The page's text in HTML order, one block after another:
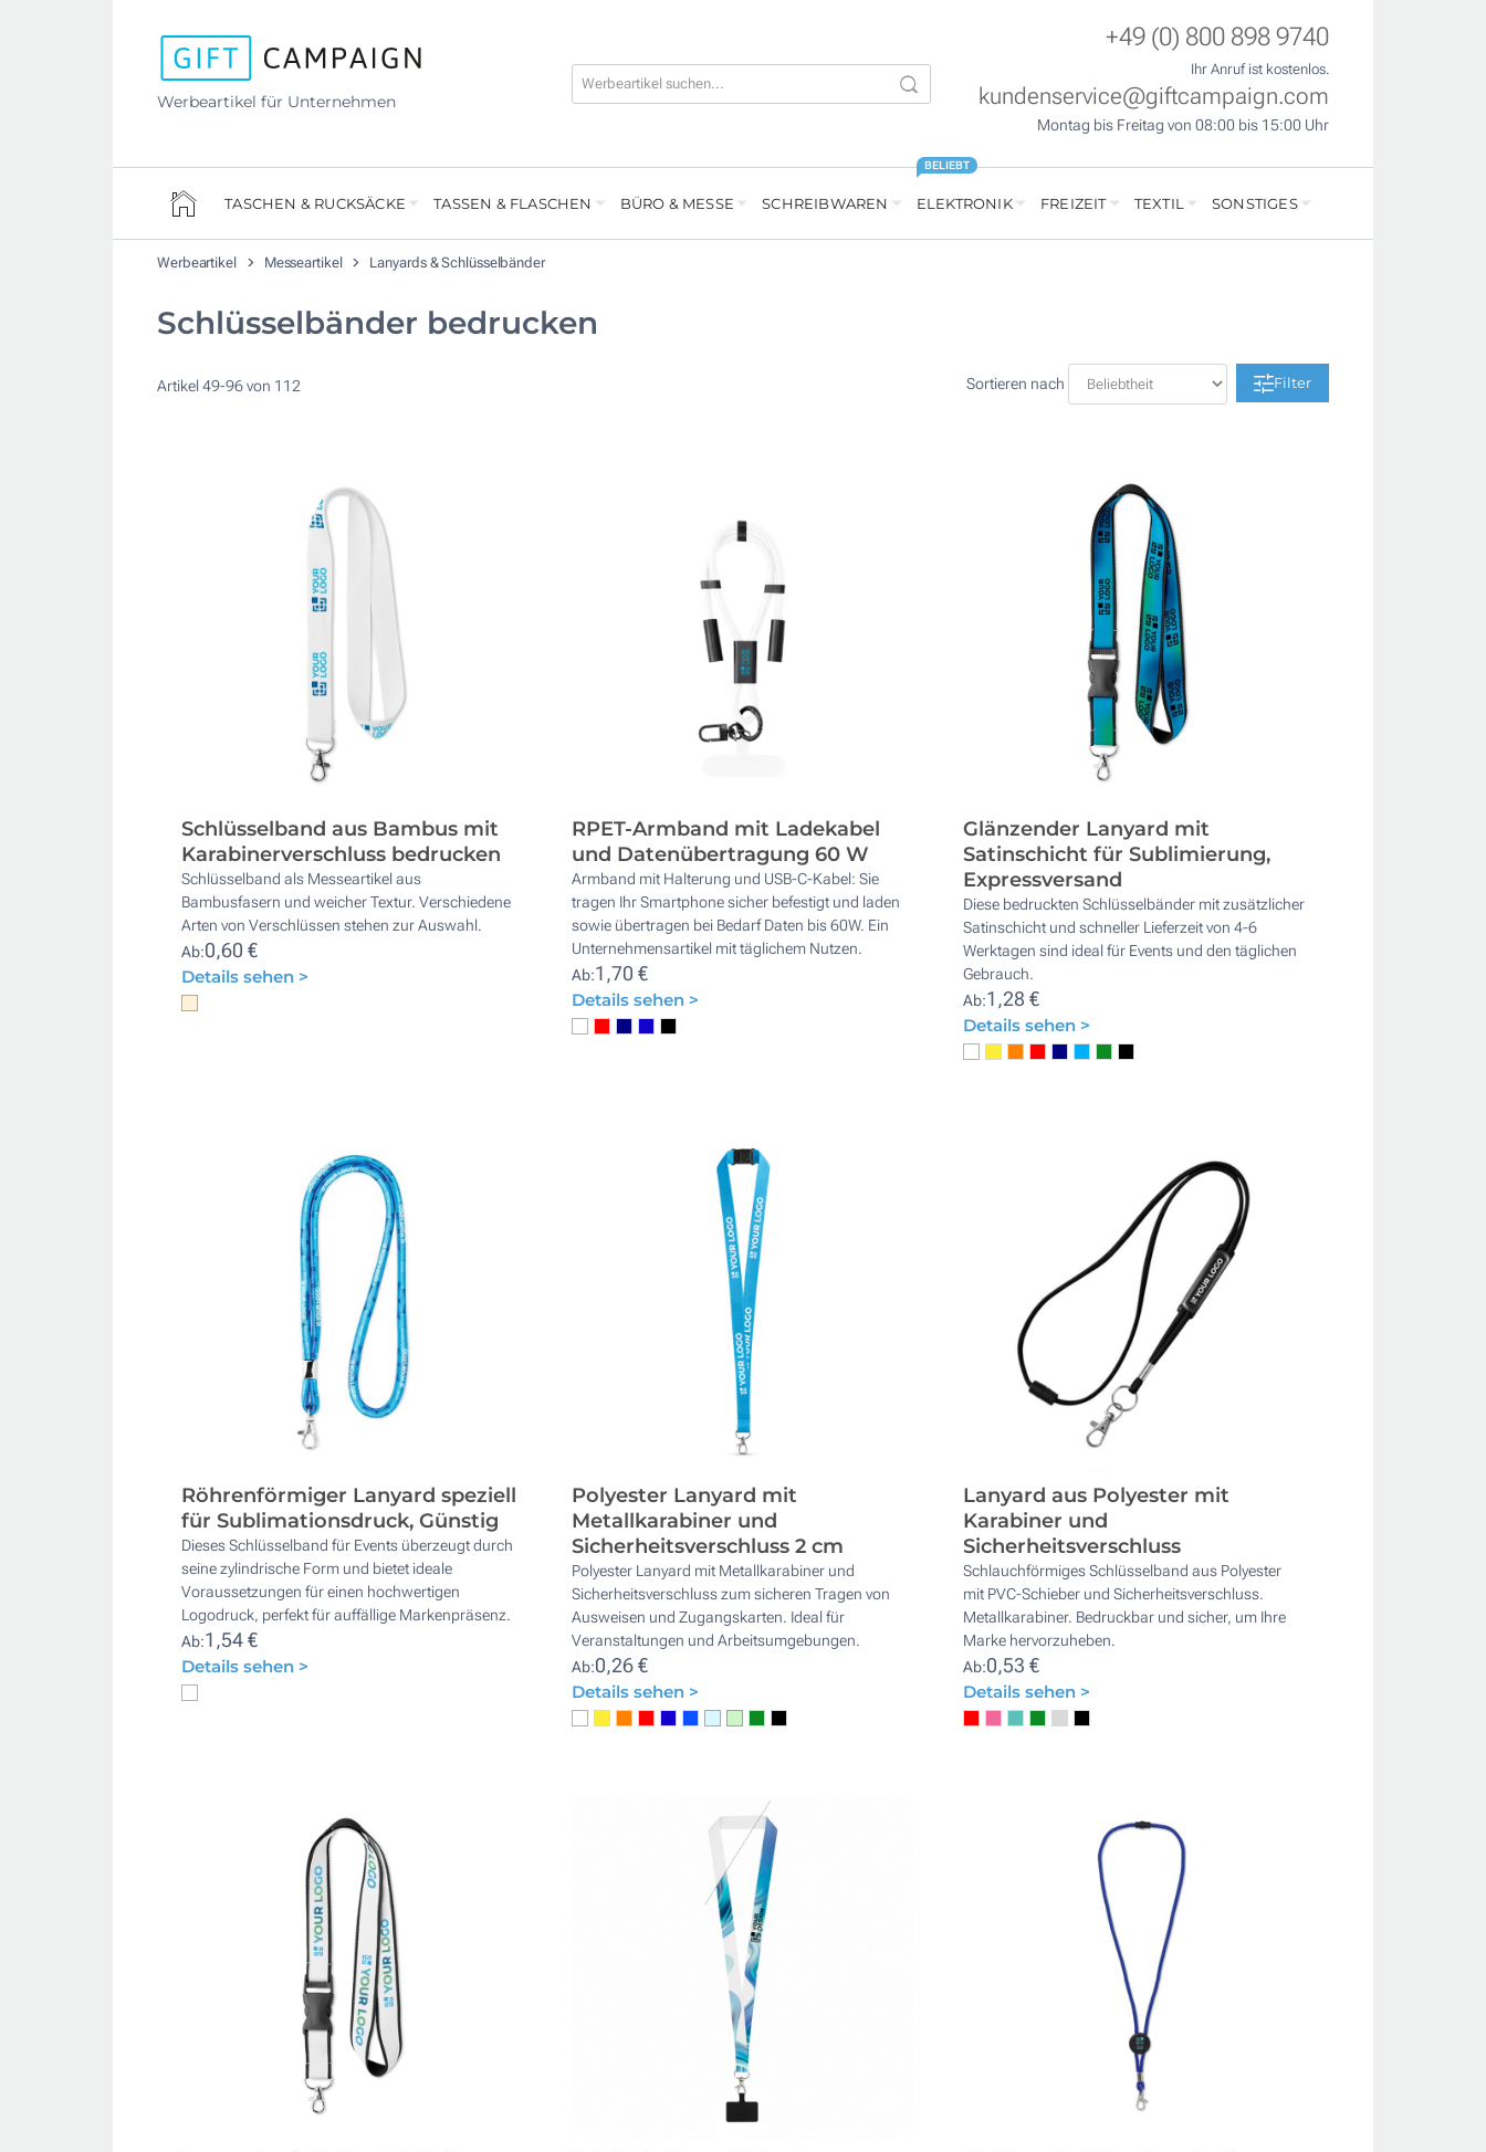
Werbeartikel für Unternehmen
+49 (0) 800 898 9740
Ihr Anruf ist kostenlos.
kundenservice@giftcampaign.com
Montag bis Freitag von 08:00 bis 15:00 Uhr
TASCHEN & RUCKSÄCKE TASSEN & FLASCHEN BÜRO & MESSE SCHREIBWAREN ELEKTRONIK
BELIEBT
FREIZEIT TEXTIL SONSTIGES
Werbeartikel Messeartikel Lanyards & Schlüsselbänder
Schlüsselbänder bedrucken
Artikel 49-96von 112 Sortieren nach Filter
Schlüsselband aus Bambus mit
Karabinerverschluss bedrucken
Schlüsselband als Messeartikel aus
Bambusfasern und weicher Textur. Verschiedene
Arten von Verschlüssen stehen zur Auswahl.
Ab:0,60 €
Details sehen >
RPET-Armband mit Ladekabel
und Datenübertragung 60 W
Armband mit Halterung und USB-C-Kabel: Sie
tragen Ihr Smartphone sicher befestigt und laden
sowie übertragen bei Bedarf Daten bis 60W. Ein
Unternehmensartikel mit täglichem Nutzen.
Ab:1,70 €
Details sehen >
Glänzender Lanyard mit
Satinschicht für Sublimierung,
Expressversand
Diese bedruckten Schlüsselbänder mit zusätzlicher
Satinschicht und schneller Lieferzeit von 4-6
Werktagen sind ideal für Events und den täglichen
Gebrauch.
Ab:1,28 €
Details sehen >
Röhrenförmiger Lanyard speziell
für Sublimationsdruck, Günstig
Dieses Schlüsselband für Events überzeugt durch
seine zylindrische Form und bietet ideale
Voraussetzungen für einen hochwertigen
Logodruck, perfekt für auffällige Markenpräsenz.
Ab:1,54 €
Details sehen >
Polyester Lanyard mit
Metallkarabiner und
Sicherheitsverschluss 2 cm
Polyester Lanyard mit Metallkarabiner und
Sicherheitsverschluss zum sicheren Tragen von
Ausweisen und Zugangskarten. Ideal für
Veranstaltungen und Arbeitsumgebungen.
Ab:0,26 €
Details sehen >
Lanyard aus Polyester mit
Karabiner und
Sicherheitsverschluss
Schlauchförmiges Schlüsselband aus Polyester
mit PVC-Schieber und Sicherheitsverschluss.
Metallkarabiner. Bedruckbar und sicher, um Ihre
Marke hervorzuheben.
Ab:0,53 €
Details sehen >